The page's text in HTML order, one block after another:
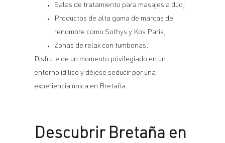
Salas de tratamiento para masajes a dúo;
Productos de alta gama de marcas de
renombre como Sothys y Kos Paris;
Zonas de relax con tumbonas.
Disfrute de un momento privilegiado en un
entorno idílico y déjese seducir por una
experiencia única en Bretaña.
Descubrir Bretaña en